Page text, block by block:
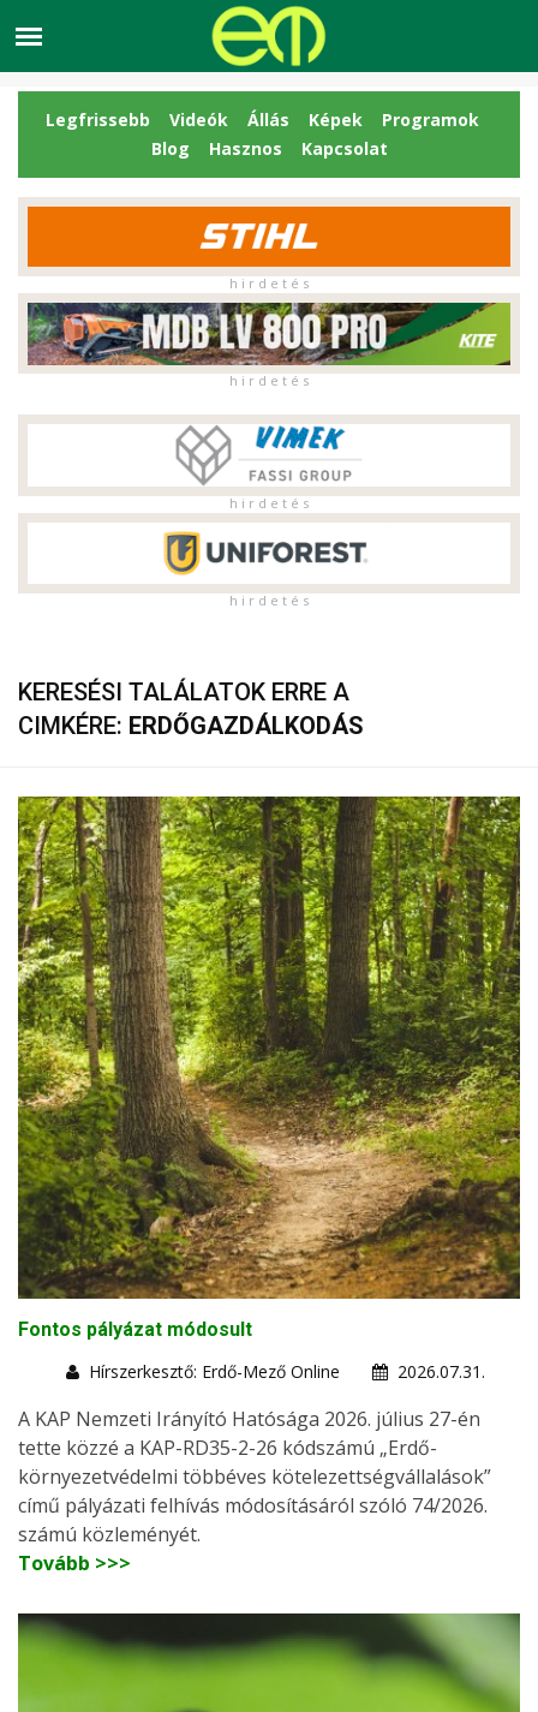
Legfrissebb Videók Állás Képek
Programok
Blog
Hasznos Kapcsolat
h i r d e t é s
h i r d e t é s
h i r d e t é s
h i r d e t é s
KERESÉSI TALÁLATOK ERRE A
CIMKÉRE: ERDŐGAZDÁLKODÁS
Fontos pályázat módosult
Hírszerkesztő: Erdő-Mező Online
2026.07.31.
A KAP Nemzeti Irányító Hatósága 2026. július 27-én
tette közzé a KAP-RD35-2-26 kódszámú „Erdő-
környezetvédelmi többéves kötelezettségvállalások”
című pályázati felhívás módosításáról szóló 74/2026.
számú közleményét.
Tovább >>>